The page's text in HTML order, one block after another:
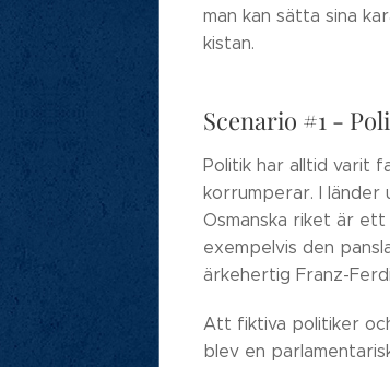
man kan sätta sina
kistan.
Scenario #1 -
Politik har alltid varit
korrumperar. I
Osmanska riket är
exempelvis den
ärkehertig Franz-
Att fiktiva politiker
blev en